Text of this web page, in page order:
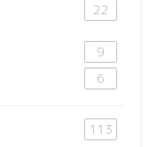
22
9
6
113